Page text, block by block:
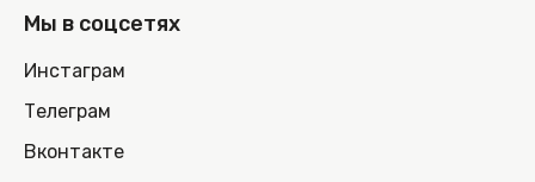
Мы в соцсетях
Инстаграм
Телеграм
Вконтакте